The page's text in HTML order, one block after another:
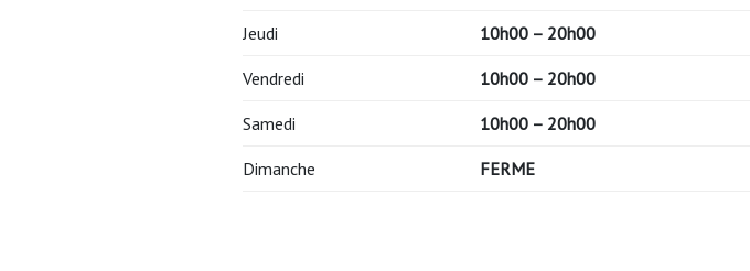
Jeudi 10h00 – 20h00
Vendredi 10h00 – 20h00
Samedi 10h00 – 20h00
Dimanche FERME